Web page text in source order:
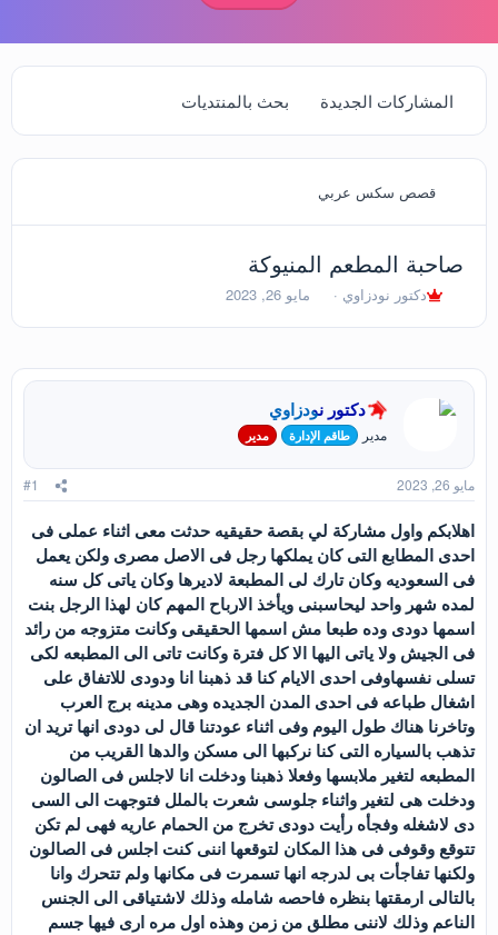
المشاركات الجديدة بحث بالمنتديات
قصص سكس عربي
صاحبة المطعم المنيوكة
ب
د
ا
م
و
ع
دكتور نودزاوي
ت
ر
خ
ل
ب
د
ء
مايو 26, 2023
دكتور نودزاوي
مدير طاقم الإدارة مدير
مايو 26, 2023 #1
اهلابكم واول مشاركة لي بقصة حقيقيه حدثت معى اثناء عملى فى
احدى المطابع التى كان يملكها رجل فى الاصل مصرى ولكن يعمل
فى السعوديه وكان تارك لى المطبعة لاديرها وكان ياتى كل سنه
لمده شهر واحد ليحاسبنى ويأخذ الارباح المهم كان لهذا الرجل بنت
اسمها دودى وده طبعا مش اسمها الحقيقى وكانت متزوجه من رائد
فى الجيش ولا ياتى اليها الا كل فترة وكانت تاتى الى المطبعه لكى
تسلى نفسهاوفى احدى الايام كنا قد ذهبنا انا ودودى للاتفاق على
اشغال طباعه فى احدى المدن الجديده وهى مدينه برج العرب
وتاخرنا هناك طول اليوم وفى اثناء عودتنا قال لى دودى انها تريد ان
تذهب بالسياره التى كنا نركبها الى مسكن والدها القريب من
المطبعه لتغير ملابسها وفعلا ذهبنا ودخلت انا لاجلس فى الصالون
ودخلت هى لتغير واثناء جلوسى شعرت بالملل فتوجهت الى السى
دى لاشغله وفجأه رأيت دودى تخرج من الحمام عاريه فهى لم تكن
تتوقع وقوفى فى هذا المكان لتوقعها اننى كنت اجلس فى الصالون
ولكنها تفاجأت بى لدرجه انها تسمرت فى مكانها ولم تتحرك وانا
بالتالى ارمقتها بنظره فاحصه شامله وذلك لاشتياقى الى الجنس
الناعم وذلك لاننى مطلق من زمن وهذه اول مره ارى فيها جسم